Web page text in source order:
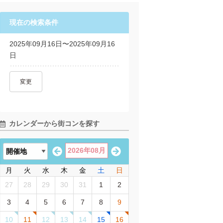
現在の検索条件
2025年09月16日〜2025年09月16
日
変更
カレンダーから街コンを探す
2026年08月
月 火 水 木 金 土
日
27
28 29 30 31 1 2
3 4 5 6 7 8 9
10 11 12 13 14 15 16